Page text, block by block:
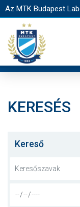
Az MTK Budapest
KERESÉS
Kereső